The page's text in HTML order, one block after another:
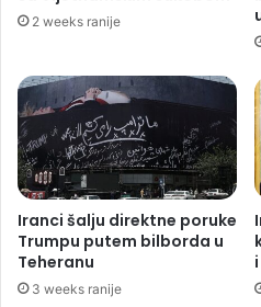
2 weeks ranije
Iranci šalju direktne poruke
Trumpu putem bilborda u
Teheranu
3 weeks ranije